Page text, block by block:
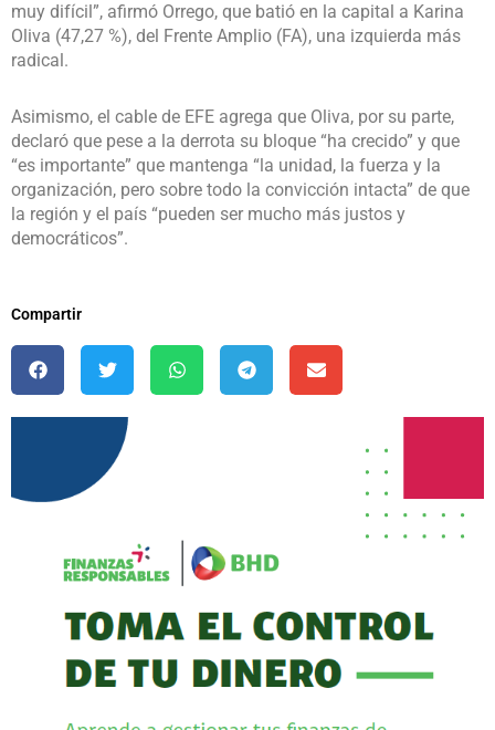
muy difícil”, afirmó Orrego, que batió en la capital a Karina
Oliva (47,27 %), del Frente Amplio (FA), una izquierda más
radical.
Asimismo, el cable de EFE agrega que Oliva, por su parte,
declaró que pese a la derrota su bloque “ha crecido” y que
“es importante” que mantenga “la unidad, la fuerza y la
organización, pero sobre todo la convicción intacta” de que
la región y el país “pueden ser mucho más justos y
democráticos”.
Compartir